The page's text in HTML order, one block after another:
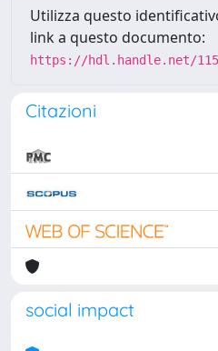
Utilizza questo
link a questo documento:
https://hdl.handle.net/
Citazioni
social impact